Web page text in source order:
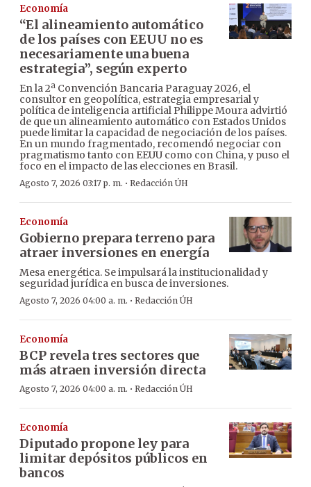
Economía
“El alineamiento automático
de los países con EEUU no es
necesariamente una buena
estrategia”, según experto
En la 2ª Convención Bancaria Paraguay 2026, el
consultor en geopolítica, estrategia empresarial y
política de inteligencia artificial Philippe Moura advirtió
de que un alineamiento automático con Estados Unidos
puede limitar la capacidad de negociación de los países.
En un mundo fragmentado, recomendó negociar con
pragmatismo tanto con EEUU como con China, y puso el
foco en el impacto de las elecciones en Brasil.
Agosto 7, 2026 03:17 p. m. · Redacción ÚH
Economía
Gobierno prepara terreno para
atraer inversiones en energía
Mesa energética. Se impulsará la institucionalidad y
seguridad jurídica en busca de inversiones.
Agosto 7, 2026 04:00 a. m. · Redacción ÚH
Economía
BCP revela tres sectores que
más atraen inversión directa
Agosto 7, 2026 04:00 a. m. · Redacción ÚH
Economía
Diputado propone ley para
limitar depósitos públicos en
bancos